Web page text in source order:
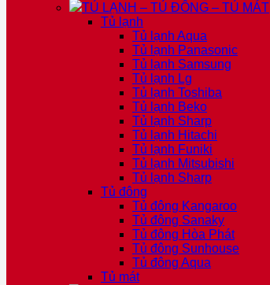
TỦ LẠNH – TỦ ĐÔNG – TỦ MÁT
Tủ lạnh
Tủ lạnh Aqua
Tủ lạnh Panasonic
Tủ lạnh Samsung
Tủ lạnh Lg
Tủ lạnh Toshiba
Tủ lạnh Beko
Tủ lạnh Sharp
Tủ lạnh Hitachi
Tủ lạnh Funiki
Tủ lạnh Mitsubishi
Tủ lạnh Sharp
Tủ đông
Tủ đông Kangaroo
Tủ đông Sanaky
Tủ đông Hòa Phát
Tủ đông Sunhouse
Tủ đông Aqua
Tủ mát